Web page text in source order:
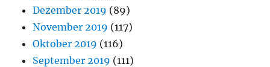
Dezember 2019 (89)
November 2019 (117)
Oktober 2019 (116)
September 2019 (111)